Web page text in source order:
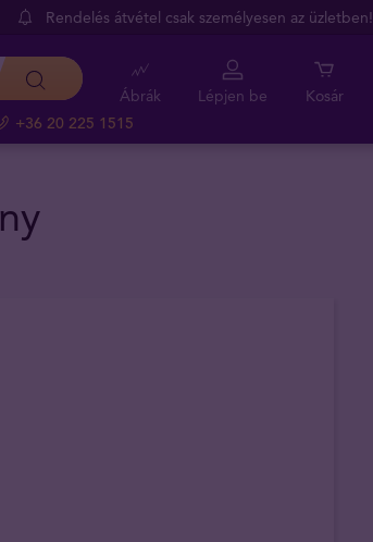
Rendelés átvétel csak személyesen az üzletben!
+36 20 225 1515
Ábrák Lépjen be Kosár